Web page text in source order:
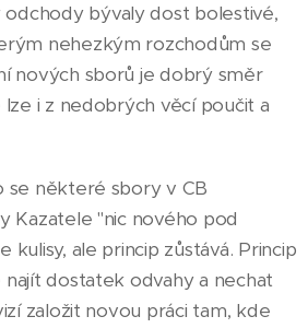
bývaly dost bolestivé,
nehezkým rozchodům se
nových sborů je dobrý směr
i z nedobrých věcí poučit a
se některé sbory v CB
Kazatele "nic nového pod
kulisy, ale princip zůstává. Princip
dostatek odvahy a nechat
založit novou práci tam, kde